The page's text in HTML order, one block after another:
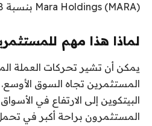
Mara Holdings (MARA) بنسبة 8%.
لماذا هذا مهم
يمكن أن تشير تحركات العملة
المستثمرين تجاه السوق
البيتكوين إلى الارتفاع في
المستثمرون براحة أكبر في